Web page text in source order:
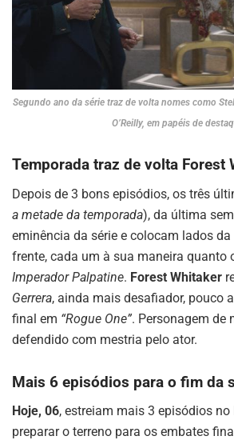
Segundo ano da série traz de volta nomes como
O’Reilly, em papéis de
Temporada traz de volta Forest
Depois de 3 bons episódios, os três
a metade da temporada), da última
eminência da série e colocam lados da
frente, cada um à sua maneira quanto
Imperador Palpatine. Forest Whitaker
Gerrera, ainda mais desafiador, pouco
final em “Rogue One”. Personagem de
defendido com mestria pelo ator.
Mais 6 episódios para o fim da
Hoje, 06, estreiam mais 3 episódios no
preparar o terreno para os embates